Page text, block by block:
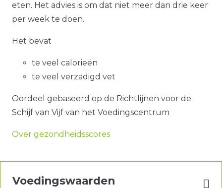
eten. Het advies is om dat niet meer dan drie keer
per week te doen.
Het bevat
te veel calorieën
te veel verzadigd vet
Oordeel gebaseerd op de Richtlijnen voor de
Schijf van Vijf van het Voedingscentrum
Over gezondheidsscores
Voedingswaarden